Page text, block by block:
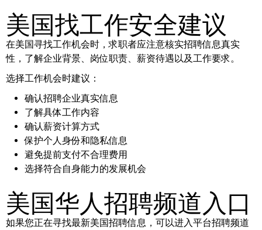
美国找工作安全建议
在美国寻找工作机会时，求职者应注意核实招聘信息真实
性，了解企业背景、岗位职责、薪资待遇以及工作要求。
选择工作机会时建议：
确认招聘企业真实信息
了解具体工作内容
确认薪资计算方式
保护个人身份和隐私信息
避免提前支付不合理费用
选择符合自身能力的发展机会
美国华人招聘频道入口
如果您正在寻找最新美国招聘信息，可以进入平台招聘频道